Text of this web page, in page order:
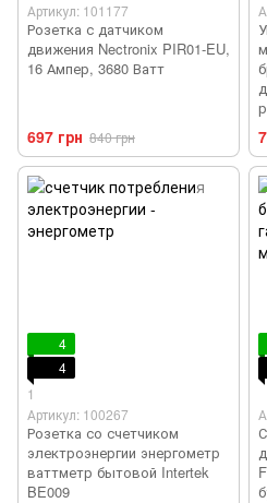
Артикул: 101177
Розетка с датчиком
движения Nectronix PIR01-EU,
16 Ампер, 3680 Ватт
697 грн 840 грн
4
4
1
Артикул: 100267
Розетка со счетчиком
электроэнергии энергометр
ваттметр бытовой Intertek
BE009